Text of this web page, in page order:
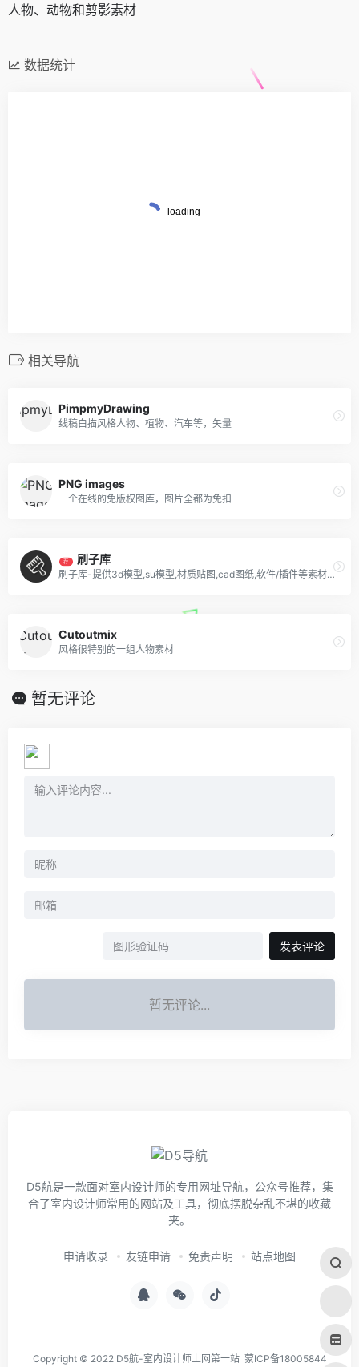
人物、动物和剪影素材
数据统计
相关导航
PimpmyDrawing
线稿白描风格人物、植物、汽车等，矢量
PNG images
一个在线的免版权图库，图片全都为免扣
荐 刷子库
刷子库-提供3d模型,su模型,材质贴图,cad图纸,软件/插件等素材下载.是帮助设计师提升工作效率,学习成长的交流社区.
Cutoutmix
风格很特别的一组人物素材
暂无评论
发表评论
暂无评论...
D5航是一款面对室内设计师的专用网址导航，公众号推荐，集
合了室内设计师常用的网站及工具，彻底摆脱杂乱不堪的收藏
夹。
申请收录 友链申请 免责声明 站点地图
Copyright © 2022 D5航-室内设计师上网第一站 蒙ICP备18005844